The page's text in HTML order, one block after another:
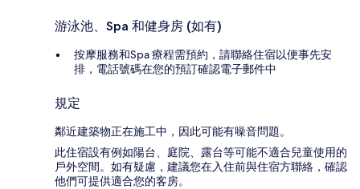
游泳池、Spa 和健身房 (如有)
按摩服務和Spa 療程需預約，請聯絡住宿以便事先安
排，電話號碼在您的預訂確認電子郵件中
規定
鄰近建築物正在施工中，因此可能有噪音問題。
此住宿設有例如陽台、庭院、露台等可能不適合兒童使用的
戶外空間。如有疑慮，建議您在入住前與住宿方聯絡，確認
他們可提供適合您的客房。